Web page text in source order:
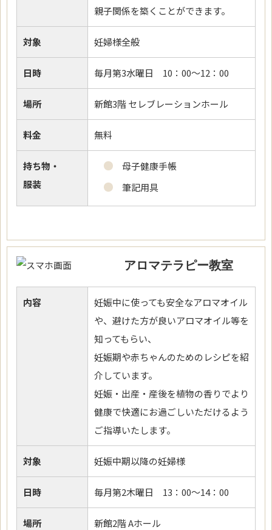
親子関係を築くことができます。
対象 妊婦様全般
日時 毎月第3水曜日 10：00～12：00
場所 新館3階 セレブレーションホール
料金 無料
持ち物・
服装
母子健康手帳
筆記用具
アロマテラピー教室
内容
妊娠中に使っても安全なアロマオイル
や、避けた方が良いアロマオイル等を
知ってもらい、
妊娠期や赤ちゃんのためのレシピを紹
介しています。
妊娠・出産・産後を植物の香りでより
健康で快適にお過ごしいただけるよう
ご指導いたします。
対象 妊娠中期以降の妊婦様
日時 毎月第2木曜日 13：00～14：00
場所 新館2階 Aホール